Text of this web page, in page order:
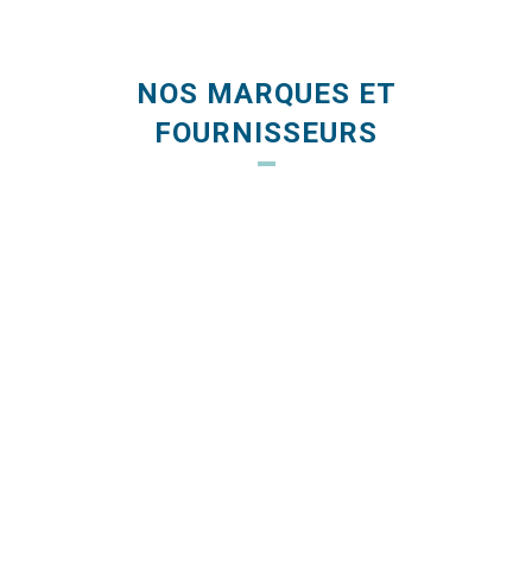
NOS MARQUES ET
FOURNISSEURS